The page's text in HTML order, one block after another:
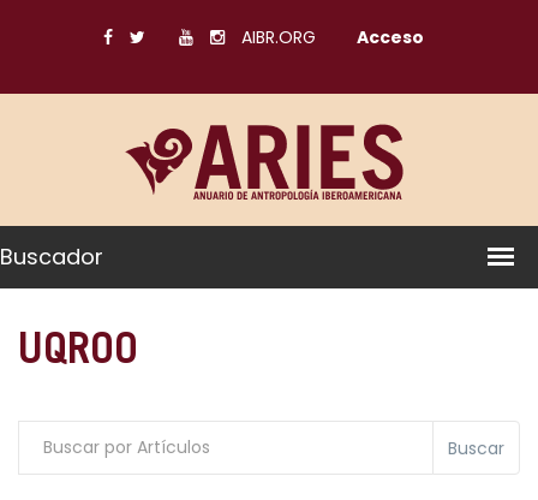
AIBR.ORG Acceso
Buscador
UQROO
Buscar